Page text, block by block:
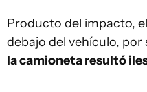
Producto del impacto,
debajo del vehículo, por
la camioneta resultó